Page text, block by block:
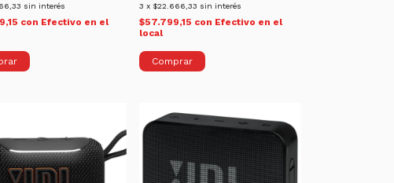
sin interés
con Efectivo en el
3 x $22.666,33 sin interés
$57.799,15 con Efectivo en el
local